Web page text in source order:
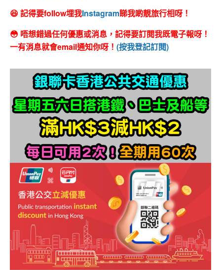
😆 記得要follow埋我Instagram睇我啲靚旅行相呀！
😳 唔想錯過任何優惠或消息，記得要訂閱我既電子報呀！
一有消息就會email通知你呀！ (按我登記訂閱)